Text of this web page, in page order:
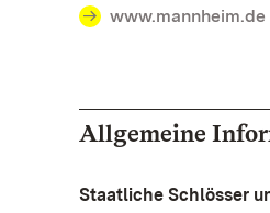
www.mannheim.de
Allgemeine
Staatliche Schlösser